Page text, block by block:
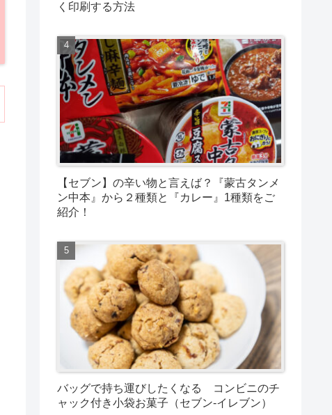
く印刷する方法
【セブン】の辛い物と言えば？『蒙古タンメ
ン中本』から２種類と『カレー』1種類をご
紹介！
バッグで持ち運びしたくなる コンビニのチ
ャック付き小袋お菓子（セブン-イレブン）